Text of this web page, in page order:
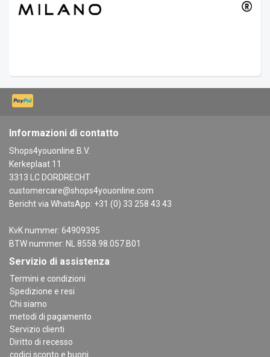
Informazioni di contatto
Shops4youonline B.V.
Kerkeplaat 11
3313 LC DORDRECHT
customercare@shops4youonline.com
Bericht via WhatsApp: +31 (0) 33 258 43 43
KvK nummer: 64909395
BTW nummer: NL 8558.98.057.B01
Servizio di assistenza
Termini e condizioni
Spedizione e resi
Chi siamo
metodi di pagamento
Servizio clienti
Diritto di recesso
codici sconto e buoni